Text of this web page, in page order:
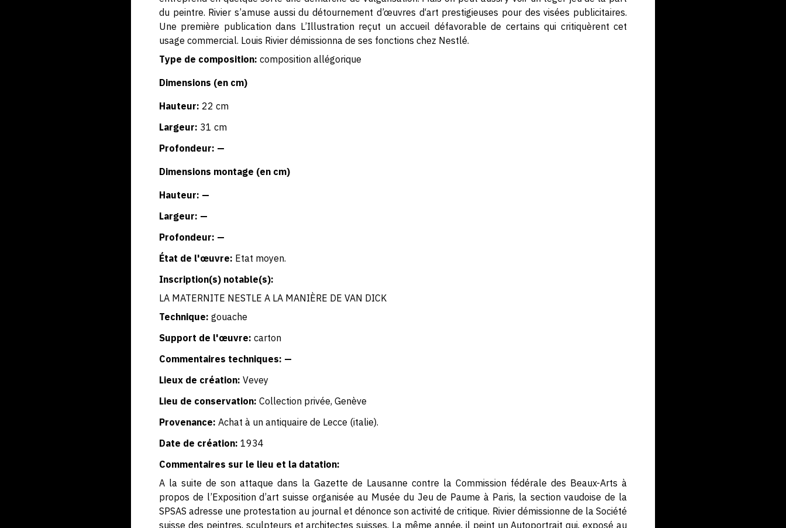
du peintre. Rivier s’amuse aussi du détournement d’œuvres d‘art prestigieuses pour des visées publicitaires.
Une première publication dans L’Illustration reçut un accueil défavorable de certains qui critiquèrent cet
usage commercial. Louis Rivier démissionna de ses fonctions chez Nestlé.
Type de composition: composition allégorique
Dimensions (en cm)
Hauteur: 22 cm
Largeur: 31 cm
Profondeur: —
Dimensions montage (en cm)
Hauteur: —
Largeur: —
Profondeur: —
État de l'œuvre: Etat moyen.
Inscription(s) notable(s):
LA MATERNITE NESTLE A LA MANIÈRE DE VAN DICK
Technique: gouache
Support de l'œuvre: carton
Commentaires techniques: —
Lieux de création: Vevey
Lieu de conservation: Collection privée, Genève
Provenance: Achat à un antiquaire de Lecce (italie).
Date de création: 1934
Commentaires sur le lieu et la datation:
A la suite de son attaque dans la Gazette de Lausanne contre la Commission fédérale des Beaux-Arts à
propos de l’Exposition d’art suisse organisée au Musée du Jeu de Paume à Paris, la section vaudoise de la
SPSAS adresse une protestation au journal et dénonce son activité de critique. Rivier démissionne de la Société
suisse des peintres, sculpteurs et architectes suisses. La même année, il peint un Autoportrait qui, exposé au